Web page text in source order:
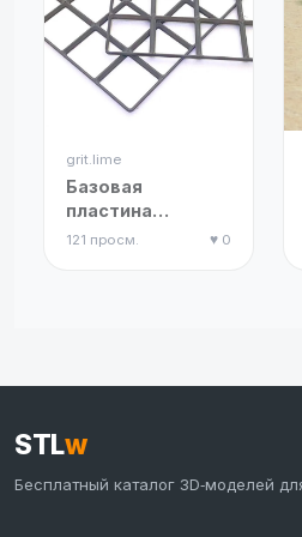
grit.lime
Базовая
пластина
Gridfinity:
121 просм. ♥ 0
STLw
Бесплатный каталог 3D‑моделей